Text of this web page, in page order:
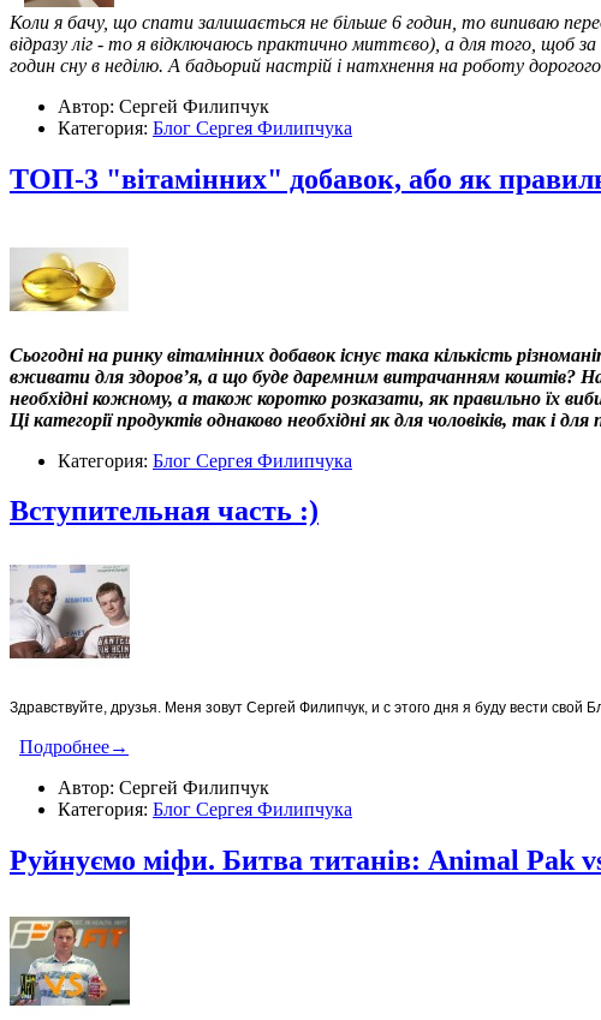
Коли я бачу, що спати залишається не більше 6 годин, то випиваю
відразу ліг - то я відключаюсь практично миттєво), а для того,
годин сну в неділю. А бадьорий настрій і натхнення на роботу
Автор: Сергей Филипчук
Категория: Блог Сергея Филипчука
ТОП-3 "вітамінних" добавок, або як
Сьогодні на ринку вітамінних добавок існує така кількість
вживати для здоров’я, а що буде даремним витрачанням коштів?
необхідні кожному, а також коротко розказати, як правильно їх
Ці категорії продуктів однаково необхідні як для чоловіків, так і
Категория: Блог Сергея Филипчука
Вступительная часть :)
Здравствуйте, друзья. Меня зовут Сергей Филипчук, и с этого дня я буду вести свой
Подробнее→
Автор: Сергей Филипчук
Категория: Блог Сергея Филипчука
Руйнуємо міфи. Битва титанів: Animal